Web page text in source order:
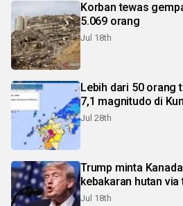
Korban tewas
5.069 orang
Jul 18th
Lebih dari 50 orang
7,1 magnitudo di
Jul 28th
Trump minta
kebakaran hutan
Jul 18th